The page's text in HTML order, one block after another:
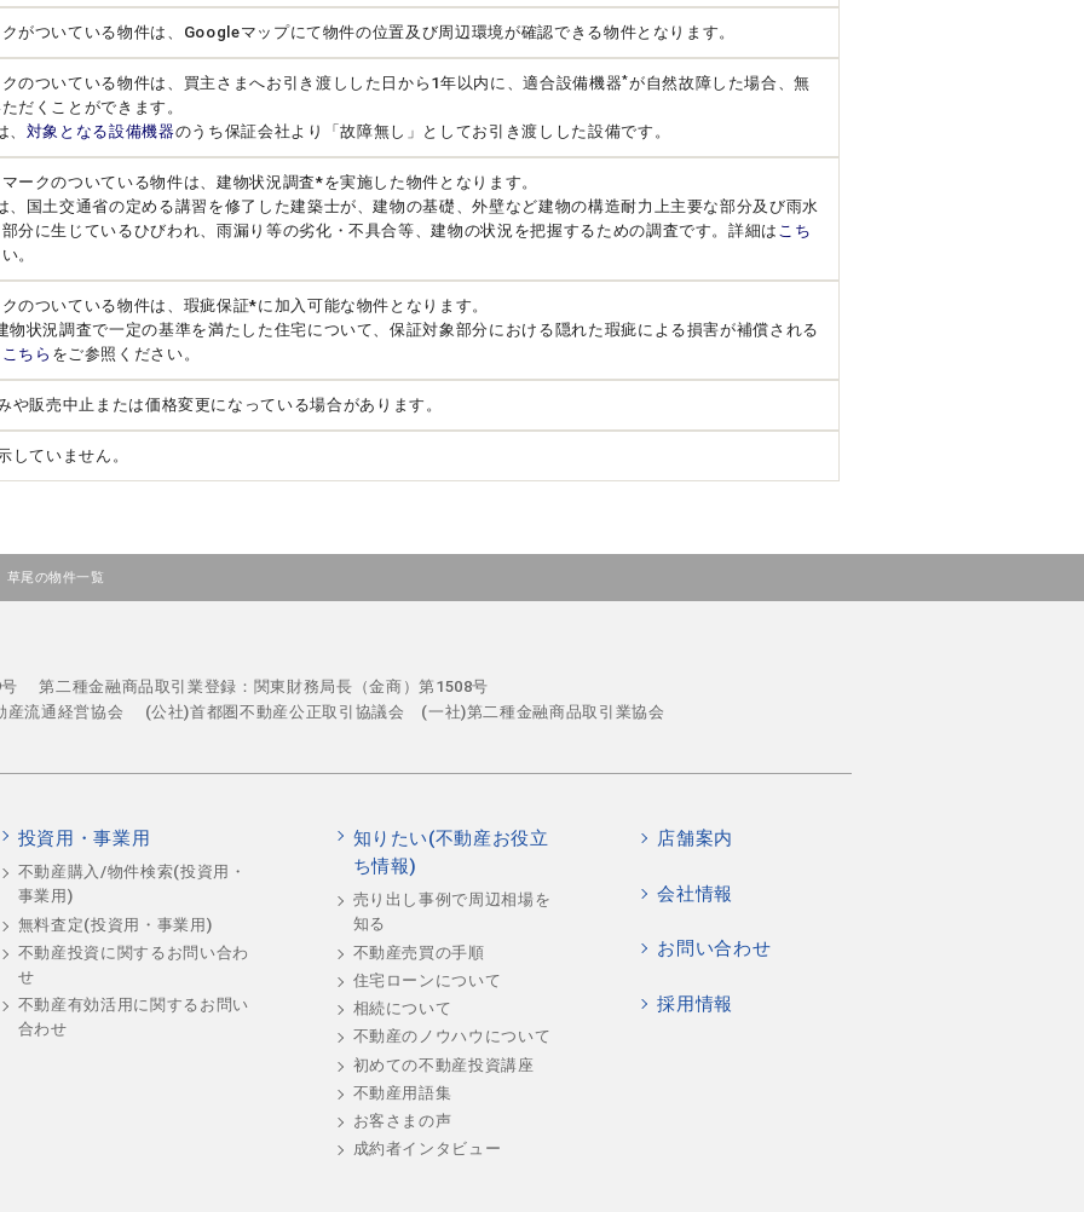
がついている物件は、Googleマップにて物件の位置及び周辺環境が確認できる物件となります。
のついている物件は、買主さまへお引き渡しした日から1年以内に、適合設備機器*が自然故障した場合、無
だくことができます。
対象となる設備機器のうち保証会社より「故障無し」としてお引き渡しした設備です。
ークのついている物件は、建物状況調査*を実施した物件となります。
、国土交通省の定める講習を修了した建築士が、建物の基礎、外壁など建物の構造耐力上主要な部分及び雨水
分に生じているひびわれ、雨漏り等の劣化・不具合等、建物の状況を把握するための調査です。詳細は こち
。
のついている物件は、瑕疵保証*に加入可能な物件となります。
物状況調査で一定の基準を満たした住宅について、保証対象部分における隠れた瑕疵による損害が補償される
こちら をご参照ください。
販売中止または価格変更になっている場合があります。
していません。
草尾の物件一覧
号
第二種金融商品取引業登録：関東財務局長（金商）第1508号
産流通経営協会
(公社)首都圏不動産公正取引協議会 (一社)第二種金融商品取引業協会
投資用・事業用
不動産購入/物件検索(投資用・
事業用)
無料査定(投資用・事業用)
不動産投資に関するお問い合わ
せ
不動産有効活用に関するお問い
合わせ
知りたい(不動産お役立
ち情報)
売り出し事例で周辺相場を
知る
不動産売買の手順
住宅ローンについて
相続について
不動産のノウハウについて
初めての不動産投資講座
不動産用語集
お客さまの声
成約者インタビュー
店舗案内
会社情報
お問い合わせ
採用情報